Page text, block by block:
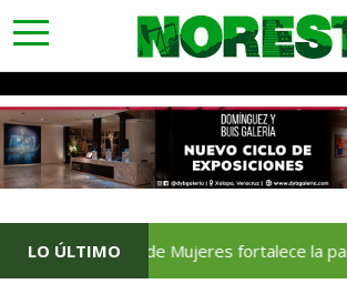
toggle
navigation
LO ÚLTIMO
de Mujeres fortalece la participación